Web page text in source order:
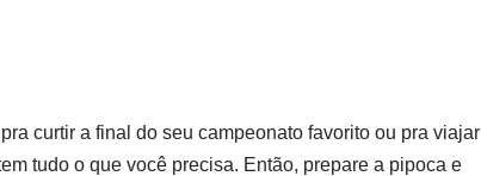
curtir a final do seu campeonato favorito ou pra viajar
tudo o que você precisa. Então, prepare a pipoca e